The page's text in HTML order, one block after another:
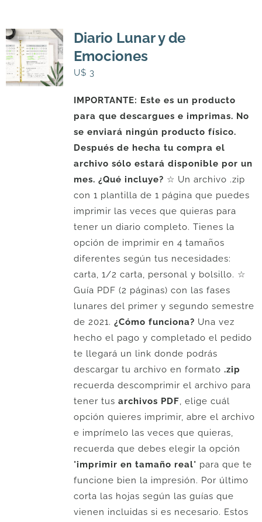
Diario Lunar y de
Emociones
U$ 3
IMPORTANTE: Este es un producto
para que descargues e imprimas. No
se enviará ningún producto físico.
Después de hecha tu compra el
archivo sólo estará disponible por un
mes. ¿Qué incluye? ☆ Un archivo .zip
con 1 plantilla de 1 página que puedes
imprimir las veces que quieras para
tener un diario completo. Tienes la
opción de imprimir en 4 tamaños
diferentes según tus necesidades:
carta, 1/2 carta, personal y bolsillo. ☆
Guía PDF (2 páginas) con las fases
lunares del primer y segundo semestre
de 2021. ¿Cómo funciona? Una vez
hecho el pago y completado el pedido
te llegará un link donde podrás
descargar tu archivo en formato .zip
recuerda descomprimir el archivo para
tener tus archivos PDF, elige cuál
opción quieres imprimir, abre el archivo
e imprímelo las veces que quieras,
recuerda que debes elegir la opción
"imprimir en tamaño real" para que te
funcione bien la impresión. Por último
corta las hojas según las guías que
vienen incluidas si es necesario. Estos